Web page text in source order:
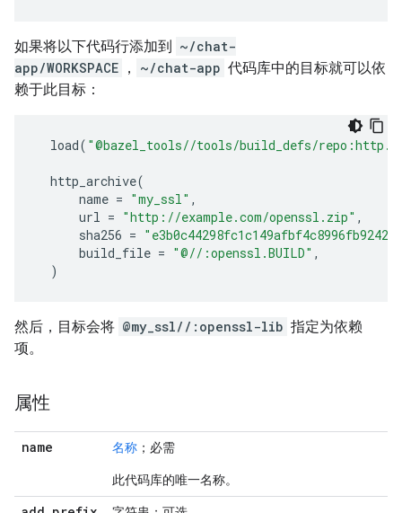
如果将以下代码行添加到 ~/chat-
app/WORKSPACE ， ~/chat-app 代码库中的目标就可以依
赖于此目标：
load( "@bazel_tools//tools/build_defs/
http_archive(
name = "my_ssl" ,
url = "http://example.com/openssl.zip" ,
sha256 =
build_file = "@//:openssl.BUILD" ,
)
然后，目标会将 @my_ssl//:openssl-lib 指定为依赖
项。
属性
name 名称 ；必需
此代码库的唯一名称。